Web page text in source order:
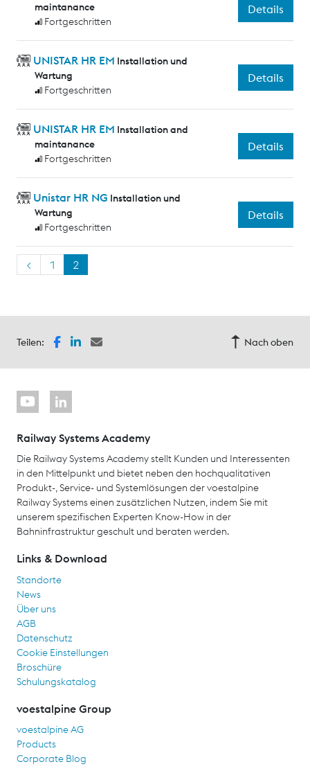
maintanance
Fortgeschritten
Details
UNISTAR HR EM Installation und
Wartung
Fortgeschritten
Details
UNISTAR HR EM Installation and
maintanance
Fortgeschritten
Details
Unistar HR NG Installation und
Wartung
Fortgeschritten
Details
< 1 2
Teilen: Nach oben
Railway Systems Academy
Die Railway Systems Academy stellt Kunden und Interessenten
in den Mittelpunkt und bietet neben den hochqualitativen
Produkt-, Service- und Systemlösungen der voestalpine
Railway Systems einen zusätzlichen Nutzen, indem Sie mit
unserem spezifischen Experten Know-How in der
Bahninfrastruktur geschult und beraten werden.
Links & Download
Standorte
News
Über uns
AGB
Datenschutz
Cookie Einstellungen
Broschüre
Schulungskatalog
voestalpine Group
voestalpine AG
Products
Corporate Blog